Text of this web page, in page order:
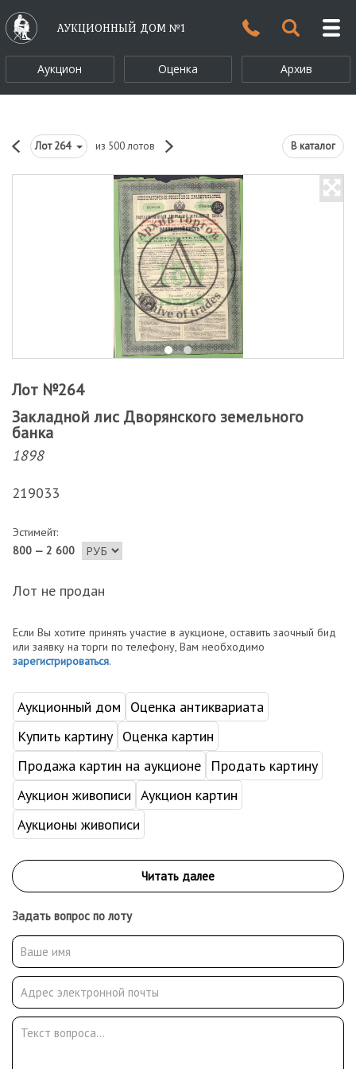
АУКЦИОННЫЙ ДОМ №1
Аукцион Оценка Архив
Лот264 из 500 лотов В каталог
Лот №264
Закладной лис Дворянского земельного
банка
1898
219033
Эстимейт:
800 — 2 600
Лот не продан
Если Вы хотите принять участие в аукционе, оставить заочный бид
или заявку на торги по телефону, Вам необходимо
зарегистрироваться.
Аукционный дом
Оценка антиквариата
Купить картину Оценка картин
Продажа картин на аукционе
Продать картину
Аукцион живописи Аукцион картин
Аукционы живописи
Задать вопрос по лоту